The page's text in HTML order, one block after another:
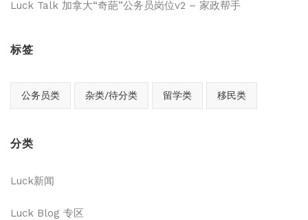
Luck Talk 加拿大“奇葩”公务员岗位v2 – 家政帮手
标签
公务员类 杂类/待分类 留学类 移民类
分类
Luck新闻
Luck Blog 专区